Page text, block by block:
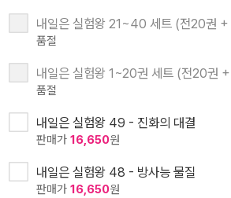
내일은 실험왕 21~40 세트 (전20권 +
품절
내일은 실험왕 1~20권 세트 (전20권
품절
내일은 실험왕 49 - 진화의 대결
판매가 16,650원
내일은 실험왕 48 - 방사능 물질
판매가 16,650원